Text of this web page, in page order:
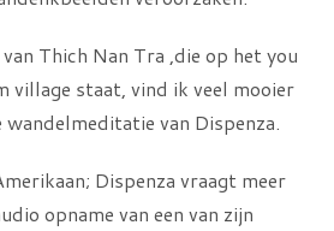
Thich Nan Tra ,die op het you
village staat, vind ik veel mooier
van Dispenza.
Dispenza vraagt meer
opname van een van zijn